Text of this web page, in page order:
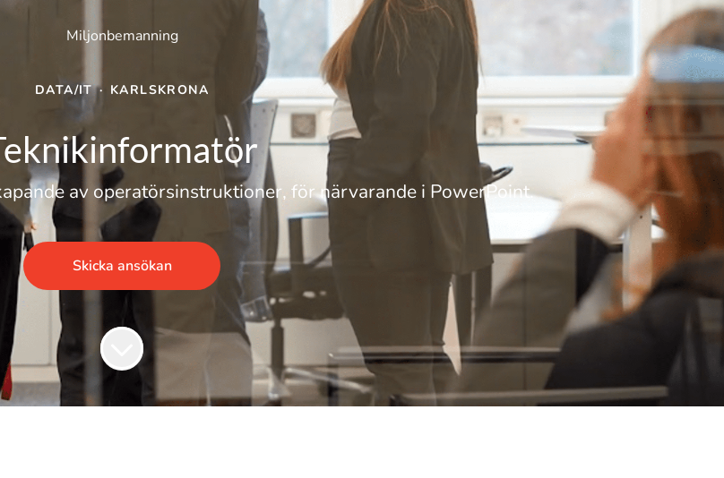
Miljonbemanning
DATA/IT · KARLSKRONA
av operatörsinstruktioner, för närvarande i PowerPoint.
Skicka ansökan